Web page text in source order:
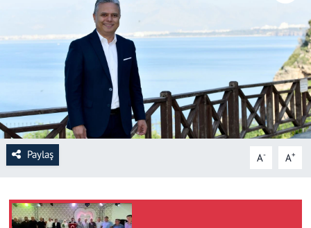
Paylaş A- A+
KÜLTÜR SANAT
EĞİTİM